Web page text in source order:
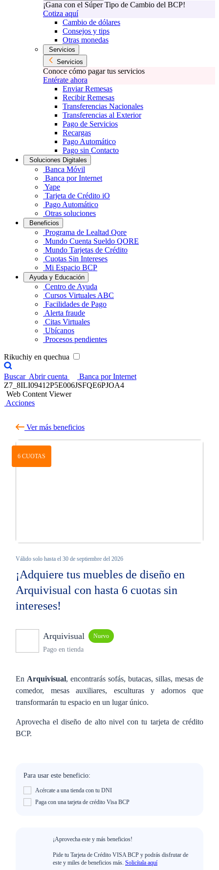
¡Gana con el Súper Tipo de Cambio del BCP!
Cotiza aquí
Cambio de dólares
Consejos y tips
Otras monedas
Servicios
Servicios
Conoce cómo pagar tus servicios
Entérate ahora
Enviar Remesas
Recibir Remesas
Transferencias Nacionales
Transferencias al Exterior
Pago de Servicios
Recargas
Pago Automático
Pago sin Contacto
Soluciones Digitales
Banca Móvil
Banca por Internet
Yape
Tarjeta de Crédito iO
Pago Automático
Otras soluciones
Beneficios
Programa de Lealtad Qore
Mundo Cuenta Sueldo QORE
Mundo Tarjetas de Crédito
Cuotas Sin Intereses
Mi Espacio BCP
Ayuda y Educación
Centro de Ayuda
Cursos Virtuales ABC
Facilidades de Pago
Alerta fraude
Citas Virtuales
Ubícanos
Procesos pendientes
Rikuchiy en quechua
Buscar Abrir cuenta
Banca por Internet
Z7_8ILI09412P5E006JSFQE6PJOA4
Web Content Viewer
Acciones
Ver más beneficios
6 CUOTAS
Válido solo hasta el 30 de septiembre del 2026
¡Adquiere tus muebles de diseño en
Arquivisual con hasta 6 cuotas sin
intereses!
Arquivisual Nuevo
Pago en tienda
En Arquivisual, encontrarás sofás, butacas, sillas, mesas de
comedor, mesas auxiliares, esculturas y adornos que
transformarán tu espacio en un lugar único.
Aprovecha el diseño de alto nivel con tu tarjeta de crédito
BCP.
Para usar este beneficio:
Acércate a una tienda con tu DNI
Paga con una tarjeta de crédito Visa BCP
¡Aprovecha este y más beneficios!
Pide tu Tarjeta de Crédito VISA BCP y podrás disfrutar de
este y miles de beneficios más. Solicítala aquí